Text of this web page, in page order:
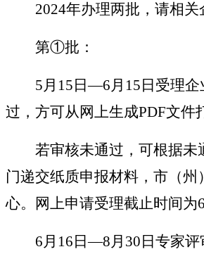
2024年办理两批，请相
第①批：
5月15日—6月15日受理
过，方可从网上生成PDF文
若审核未通过，可根据未通
门递交纸质申报材料，市（
心。网上申请受理截止时间为
6月16日—8月30日专家